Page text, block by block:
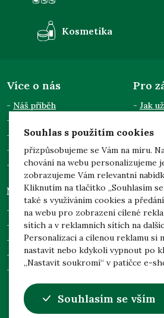
Souhlas s použitím cookies
přizpůsobujeme se Vám na míru.
chování na webu personalizujeme
zobrazujeme Vám relevantní
Kliknutím na tlačítko „Souhlasím
také s využíváním cookies a
na webu pro zobrazení cílené
sítích a v reklamních sítích na
Personalizaci a cílenou reklamu si
nastavit nebo kdykoli vypnout po
„Nastavit soukromí“ v patičce e-
Souhlasím se vším
Kosmetika
Více o nás
Náš příběh
Kontakty
Pro odběratele
Dotace EU
Pro
Jak
Něco navíc
Prohlídka našich zahrad
Adoptuj svůj strom
Nejčastější dotazy
Nastavení soukromí
Odstoupení od smlouvy
Mgr.
798 46
Česká
info@nadeje-